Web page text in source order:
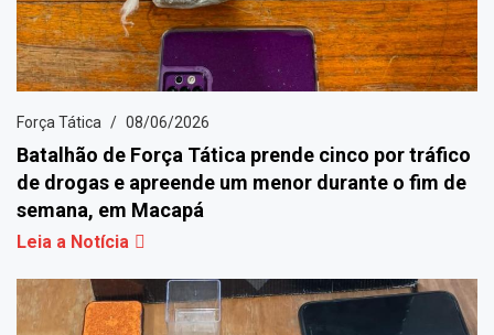
Força Tática 08/06/2026
Batalhão de Força Tática prende cinco por tráfico
de drogas e apreende um menor durante o fim de
semana, em Macapá
Leia a Notícia